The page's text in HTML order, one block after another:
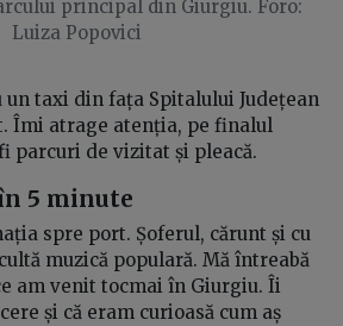
principal din Giurgiu. Foro:
Luiza Popovici
un taxi din fața Spitalului Județean
Îmi atrage atenția, pe finalul
parcuri de vizitat și pleacă.
5 minute
spre port. Șoferul, cărunt și cu
muzică populară. Mă întreabă
am venit tocmai în Giurgiu. Îi
și că eram curioasă cum aș